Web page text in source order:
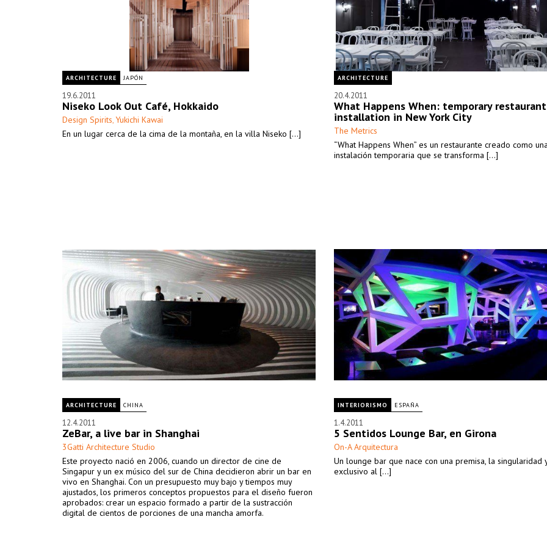
ARCHITECTURE JAPÓN
19.6.2011
Niseko Look Out Café, Hokkaido
Design Spirits, Yukichi Kawai
En un lugar cerca de la cima de la montaña, en la villa Niseko [...]
ARCHITECTURE
20.4.2011
What Happens When: temporary restaurant
installation in New York City
The Metrics
“What Happens When” es un restaurante creado como
instalación temporaria que se transforma [...]
ARCHITECTURE CHINA
12.4.2011
ZeBar, a live bar in Shanghai
3Gatti Architecture Studio
Este proyecto nació en 2006, cuando un director de cine de
Singapur y un ex músico del sur de China decidieron abrir un bar en
vivo en Shanghai. Con un presupuesto muy bajo y tiempos muy
ajustados, los primeros conceptos propuestos para el diseño fueron
aprobados: crear un espacio formado a partir de la sustracción
digital de cientos de porciones de una mancha amorfa.
INTERIORISMO ESPAÑA
1.4.2011
5 Sentidos Lounge Bar, en Girona
On-A Arquitectura
Un lounge bar que nace con una premisa, la singularidad
exclusivo al [...]